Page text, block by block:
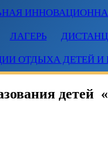
ЛАГЕРЬ
ОТДЫХА ДЕТЕЙ И
детей